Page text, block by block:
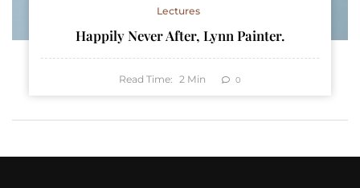
Lectures
Happily Never After, Lynn Painter.
Read Time: 2 Min 0